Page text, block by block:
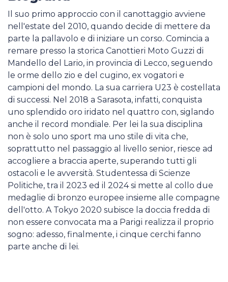
Il suo primo approccio con il canottaggio avviene
nell'estate del 2010, quando decide di mettere da
parte la pallavolo e di iniziare un corso. Comincia a
remare presso la storica Canottieri Moto Guzzi di
Mandello del Lario, in provincia di Lecco, seguendo
le orme dello zio e del cugino, ex vogatori e
campioni del mondo. La sua carriera U23 è costellata
di successi. Nel 2018 a Sarasota, infatti, conquista
uno splendido oro iridato nel quattro con, siglando
anche il record mondiale. Per lei la sua disciplina
non è solo uno sport ma uno stile di vita che,
soprattutto nel passaggio al livello senior, riesce ad
accogliere a braccia aperte, superando tutti gli
ostacoli e le avversità. Studentessa di Scienze
Politiche, tra il 2023 ed il 2024 si mette al collo due
medaglie di bronzo europee insieme alle compagne
dell'otto. A Tokyo 2020 subisce la doccia fredda di
non essere convocata ma a Parigi realizza il proprio
sogno: adesso, finalmente, i cinque cerchi fanno
parte anche di lei.